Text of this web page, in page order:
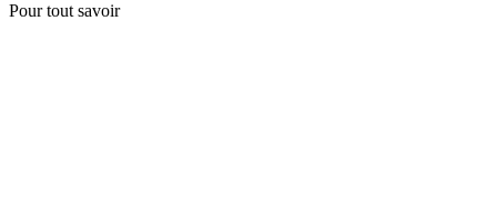
Pour tout savoir